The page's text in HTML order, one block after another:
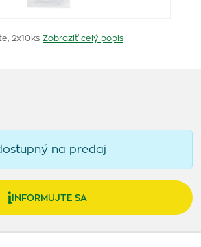
2x10ks Zobraziť celý popis
na predaj
INFORMUJTE SA